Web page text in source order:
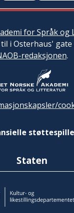
for Språk og
i Osterhaus' gate
redaksjonen.
Staten